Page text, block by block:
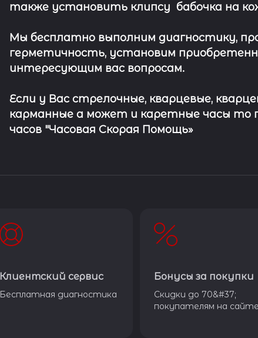
также установить клипсу бабочка на
Мы бесплатно выполним диагностику,
герметичность, установим
интересующим вас вопросам.
Если у Вас стрелочные, кварцевые,
карманные а может и каретные часы то
часов "Часовая Скорая Помощь»
Клиентский сервис
Бесплатная диагностика
Бонусы за покупки
Скидки до 70&#37;
покупателям на сайте